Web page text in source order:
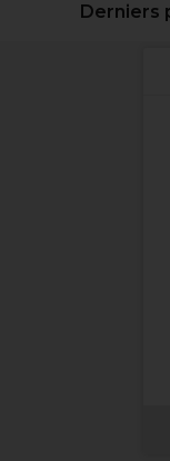
Derniers